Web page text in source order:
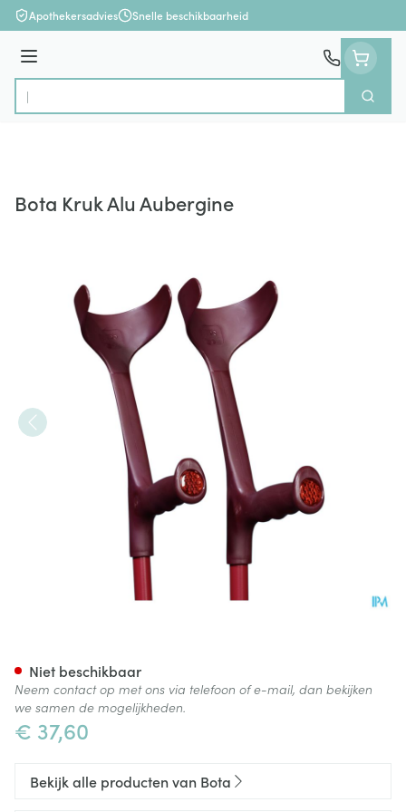
Ga naar de inhoud
Apothekersadvies Snelle beschikbaarheid
Menu
Product, merk, categorie...
Zoek
Bota Kruk Alu Aubergine
€ 37,60
Niet beschikbaar
Neem contact op met ons via telefoon of e-mail, dan bekijken
we samen de mogelijkheden.
Bekijk alle producten van Bota